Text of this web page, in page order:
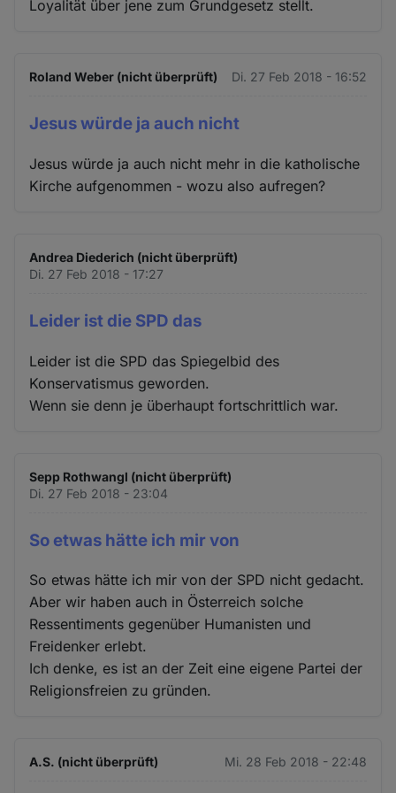
Loyalität über jene zum Grundgesetz stellt.
Roland Weber (nicht überprüft) Di. 27 Feb 2018 - 16:52
Jesus würde ja auch nicht
Jesus würde ja auch nicht mehr in die katholische
Kirche aufgenommen - wozu also aufregen?
Andrea Diederich (nicht überprüft)
Di. 27 Feb 2018 - 17:27
Leider ist die SPD das
Leider ist die SPD das Spiegelbid des
Konservatismus geworden.
Wenn sie denn je überhaupt fortschrittlich war.
Sepp Rothwangl (nicht überprüft)
Di. 27 Feb 2018 - 23:04
So etwas hätte ich mir von
So etwas hätte ich mir von der SPD nicht gedacht.
Aber wir haben auch in Österreich solche
Ressentiments gegenüber Humanisten und
Freidenker erlebt.
Ich denke, es ist an der Zeit eine eigene Partei der
Religionsfreien zu gründen.
A.S. (nicht überprüft) Mi. 28 Feb 2018 - 22:48